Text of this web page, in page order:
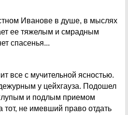
Иванове в душе, в мыслях
ее тяжелым и смрадным
спасенья...
все с мучительной ясностью.
у цейхгауза. Подошел
и подлым приемом
тот, не имевший право отдать